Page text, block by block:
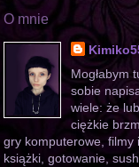
O mnie
Mogłabym
sobie
wiele: że
ciężkie
gry komputerowe, filmy i
książki, gotowanie,